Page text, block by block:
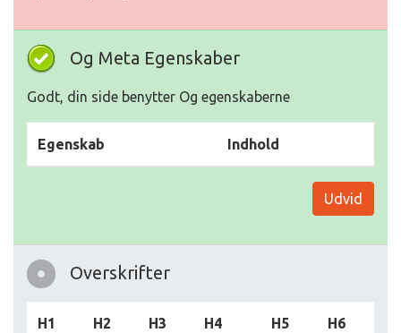
Og Meta Egenskaber
Godt, din side benytter Og egenskaberne
Egenskab Indhold
Udvid
Overskrifter
H1 H2 H3 H4 H5 H6